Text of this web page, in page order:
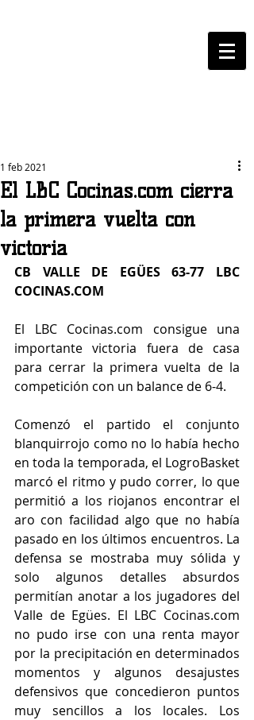
El LBC Cocinas.com cierra
la primera vuelta con
victoria
1 feb 2021
COCINAS.COM
El LBC Cocinas.com consigue una
importante victoria fuera de casa
para cerrar la primera vuelta de la
competición con un balance de 6-4.
Comenzó el partido el conjunto
blanquirrojo como no lo había hecho
en toda la temporada, el LogroBasket
marcó el ritmo y pudo correr, lo que
permitió a los riojanos encontrar el
aro con facilidad algo que no había
pasado en los últimos encuentros. La
defensa se mostraba muy sólida y
solo algunos detalles absurdos
permitían anotar a los jugadores del
Valle de Egües. El LBC Cocinas.com
no pudo irse con una renta mayor
por la precipitación en determinados
momentos y algunos desajustes
defensivos que concedieron puntos
muy sencillos a los locales. Los